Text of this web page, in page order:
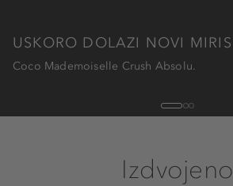
USKORO DOLAZI NOVI MIRIS
Coco Mademoiselle Crush Absolu.
1
Izdvojeno